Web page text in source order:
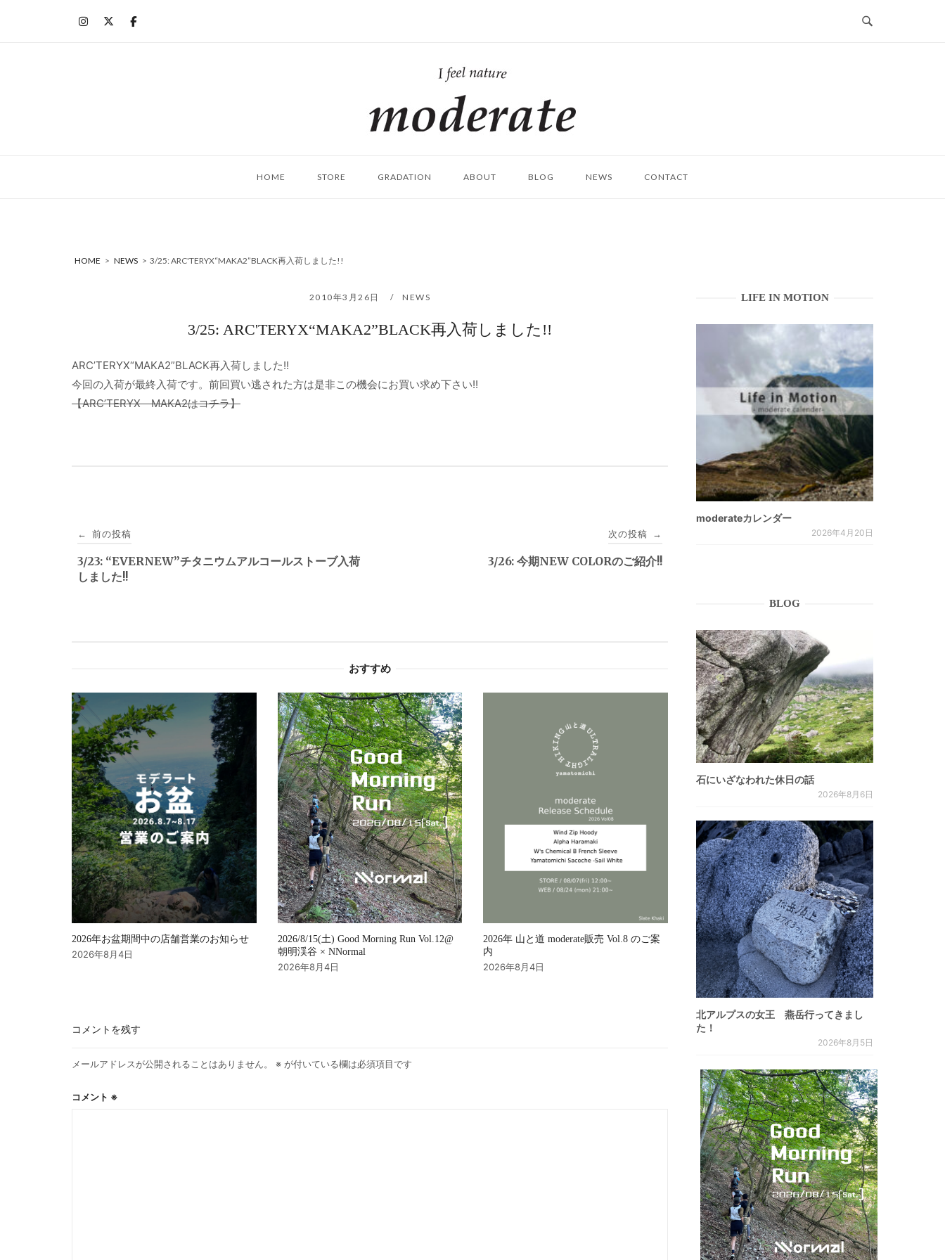
ム
HOME STORE GRADATION ABOUT BLOG NEWS CONTACT
HOME > NEWS > 3/25: ARC'TERYX“MAKA2”BLACK再入荷しました!!
2010年3月26日 NEWS
3/25: ARC'TERYX“MAKA2”BLACK再入荷しました!!
ARC’TERYX“MAKA2”BLACK再入荷しました!!
今回の入荷が最終入荷です。前回買い逃された方は是非この機会にお買い求め下さい!!
【ARC’TERYX MAKA2はコチラ】
稿
ナ
シ
ョ
ン
← 前の投稿
3/23: “EVERNEW”チタニウムアルコールストーブ入荷
しました!!
次の投稿 →
3/26: 今期NEW COLORのご紹介!!
おすすめ
2026年お盆期間中の店舗営業のお知らせ
2026年8月4日
2026/8/15(土) Good Morning Run Vol.12@
朝明渓谷 × NNormal
2026年8月4日
2026年 山と道 moderate販売 Vol.8 のご案
内
2026年8月4日
コメントを残す
メールアドレスが公開されることはありません。 ※ が付いている欄は必須項目です
コメント ※
LIFE IN MOTION
moderateカレンダー
2026年4月20日
BLOG
石にいざなわれた休日の話
2026年8月6日
北アルプスの女王 燕岳行ってきまし
た！
2026年8月5日